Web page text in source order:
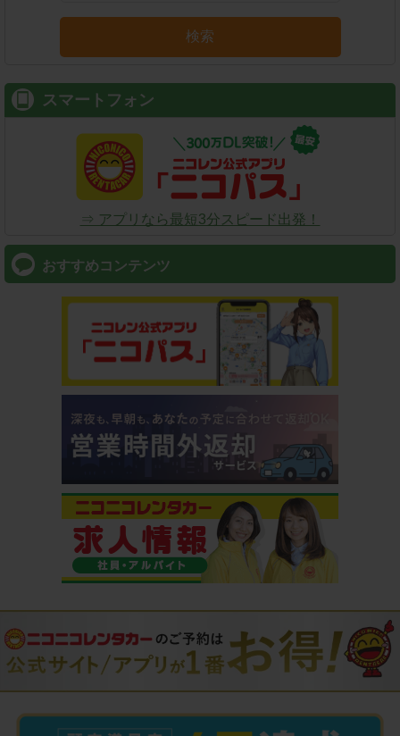
検索
スマートフォン
⇒ アプリなら最短3分スピード出発！
おすすめコンテンツ